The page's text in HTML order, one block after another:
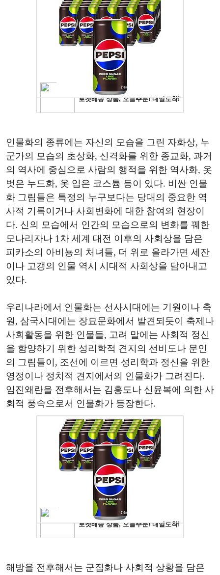
인물화의 종류에는 자신의 모습을 그린 자화상, 누
군가의 모습의 초상화, 신격화를 위한 종교화, 과거
의 역사에 중심으로 사람의 행적을 위한 역사화, 옷
벗은 누드화, 옷 입은 코스튬 등이 있다. 비싼 인물
화 그림들은 특정의 누구보다는 당대의 중요한 역
사적 기록이거나 사회변화에 대한 참여의 현장이
다. 신의 모습에서 인간의 모습으로의 변화를 꿰한
모나리자나 1차 세계 대전 이후의 사회상을 담은
피카소의 아비뇽의 처녀들, 더 위로 올라가면 세잔
이나 고갱의 인물 역시 시대적 사회상을 담아내고
있다.
우리나라에서 인물화는 선사시대에는 기원이나 축
원, 삼국시대에는 장묘문화에서 발견되듯이 축제나
사회활동을 위한 인물들, 고려 말에는 사회적 정신
을 함양하기 위한 성리학적 견지의 선비도나 문인
의 그림들이, 조선에 이르면 성리학과 정신을 위한
영정이나 정치적 견지에서의 인물화가 그려진다.
임진왜란을 전후해서는 김홍도나 신윤복에 의한 사
회적 풍속으로서 인물화가 등장한다.
해방을 전후해서는 군집화나 사회적 상황을 담은